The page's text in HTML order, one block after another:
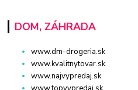
DOM, ZÁHRADA
www.dm-drogeria.sk
www.kvalitnytovar.sk
www.najvypredaj.sk